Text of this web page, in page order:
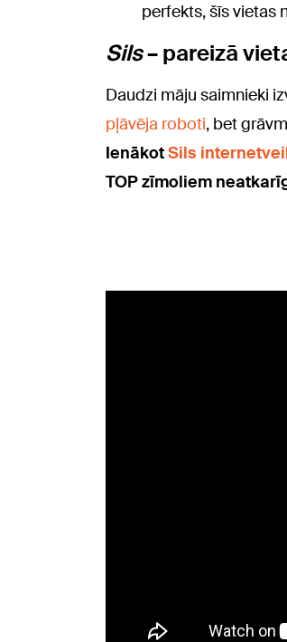
perfekts, šīs vietas
Sils– pareizā
Daudzi māju saimnieki
pļāvēja roboti, bet
IenākotSils
TOP zīmoliem